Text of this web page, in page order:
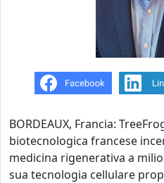
BORDEAUX, Francia:
biotecnologica francese
medicina rigenerativa a
sua tecnologia cellulare